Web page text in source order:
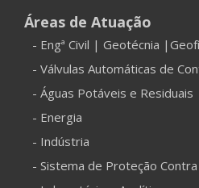
Áreas de Atuação
- Engª Civil | Geotécnia
- Válvulas Automáticas de
- Águas Potáveis e Residuais
- Energia
- Indústria
- Sistema de Proteção